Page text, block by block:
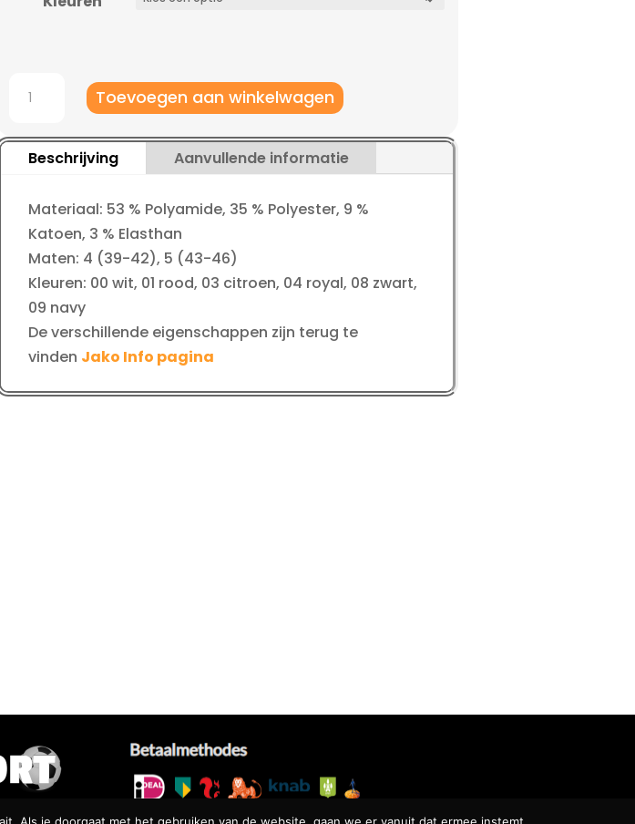
Trainingssokken
Profi
aantal
Toevoegen aan winkelwagen
Beschrijving Aanvullende informatie
Materiaal: 53 % Polyamide, 35 % Polyester, 9 %
Katoen, 3 % Elasthan
Maten: 4 (39-42), 5 (43-46)
Kleuren: 00 wit, 01 rood, 03 citroen, 04 royal, 08 zwart,
09 navy
De verschillende eigenschappen zijn terug te
vinden Jako Info pagina